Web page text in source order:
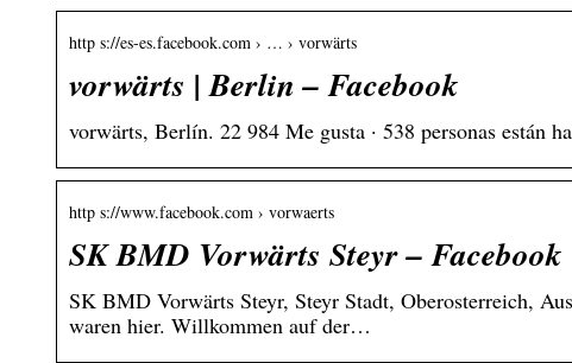
http s://es-es.facebook.com › … › vorwärts
vorwärts | Berlin – Facebook
vorwärts, Berlín. 22 984 Me gusta · 538 personas están
http s://www.facebook.com › vorwaerts
SK BMD Vorwärts Steyr – Facebook
SK BMD Vorwärts Steyr, Steyr Stadt, Oberosterreich,
waren hier. Willkommen auf der…